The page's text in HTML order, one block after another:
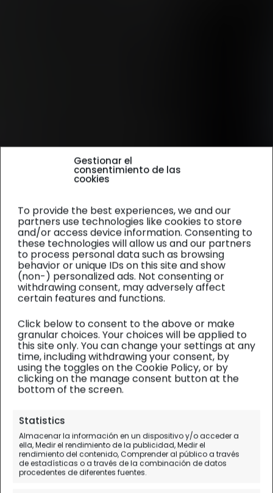
Gestionar el
consentimiento de las
cookies
To provide the best experiences, we and our
partners use technologies like cookies to store
and/or access device information. Consenting to
these technologies will allow us and our partners
to process personal data such as browsing
behavior or unique IDs on this site and show
(non-) personalized ads. Not consenting or
withdrawing consent, may adversely affect
certain features and functions.
Click below to consent to the above or make
granular choices. Your choices will be applied to
this site only. You can change your settings at any
time, including withdrawing your consent, by
using the toggles on the Cookie Policy, or by
clicking on the manage consent button at the
bottom of the screen.
Statistics
Almacenar la información en un dispositivo y/o acceder a
ella, Medir el rendimiento de la publicidad, Medir el
rendimiento del contenido, Comprender al público a través
de estadísticas o a través de la combinación de datos
procedentes de diferentes fuentes.
Uzbekistán y Turkmenistán
Kunya Urgench, la capital del
Imperio corasmio